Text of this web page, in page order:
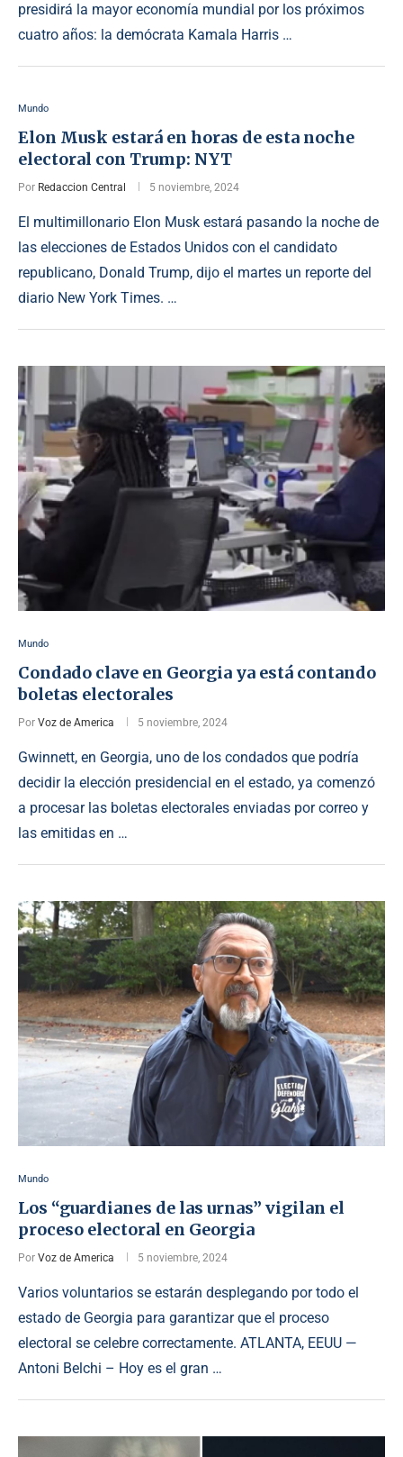
presidirá la mayor economía mundial por los próximos
cuatro años: la demócrata Kamala Harris …
Mundo
Elon Musk estará en horas de esta noche
electoral con Trump: NYT
Por Redaccion Central 5 noviembre, 2024
El multimillonario Elon Musk estará pasando la noche de
las elecciones de Estados Unidos con el candidato
republicano, Donald Trump, dijo el martes un reporte del
diario New York Times. …
Mundo
Condado clave en Georgia ya está contando
boletas electorales
Por Voz de America 5 noviembre, 2024
Gwinnett, en Georgia, uno de los condados que podría
decidir la elección presidencial en el estado, ya comenzó
a procesar las boletas electorales enviadas por correo y
las emitidas en …
Mundo
Los “guardianes de las urnas” vigilan el
proceso electoral en Georgia
Por Voz de America 5 noviembre, 2024
Varios voluntarios se estarán desplegando por todo el
estado de Georgia para garantizar que el proceso
electoral se celebre correctamente. ATLANTA, EEUU —
Antoni Belchi – Hoy es el gran …